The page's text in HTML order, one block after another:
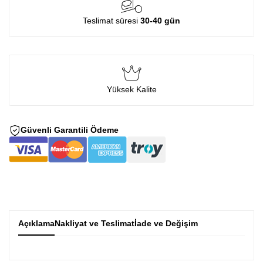
Teslimat süresi 30-40 gün
Yüksek Kalite
Güvenli Garantili Ödeme
AçıklamaNakliyat ve Teslimatİade ve Değişim